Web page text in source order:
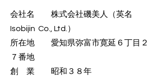
会社名 株式会社磯美人（英名
Isobijin Co., Ltd.）
所在地 愛知県弥富市寛延６丁目２
７番地
​創 業 昭和３８年